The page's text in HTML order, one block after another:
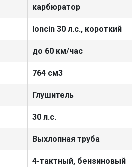
карбюратор
loncin 30 л.с., короткий
до 60 км/час
764 см3
Глушитель
30 л.с.
Выхлопная труба
4-тактный, бензиновый